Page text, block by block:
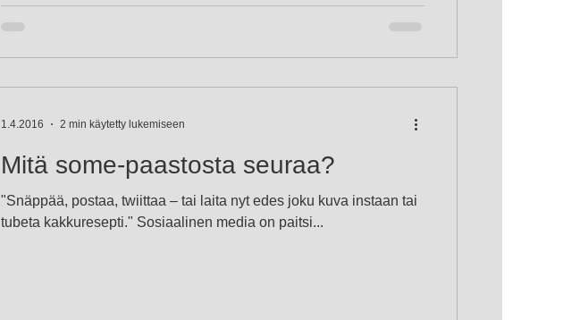
Mitä some-paastosta seuraa?
"Snäppää, postaa, twiittaa – tai laita nyt edes joku kuva instaan tai
tubeta kakkuresepti." Sosiaalinen media on paitsi...
1.4.2016 2 min käytetty lukemiseen